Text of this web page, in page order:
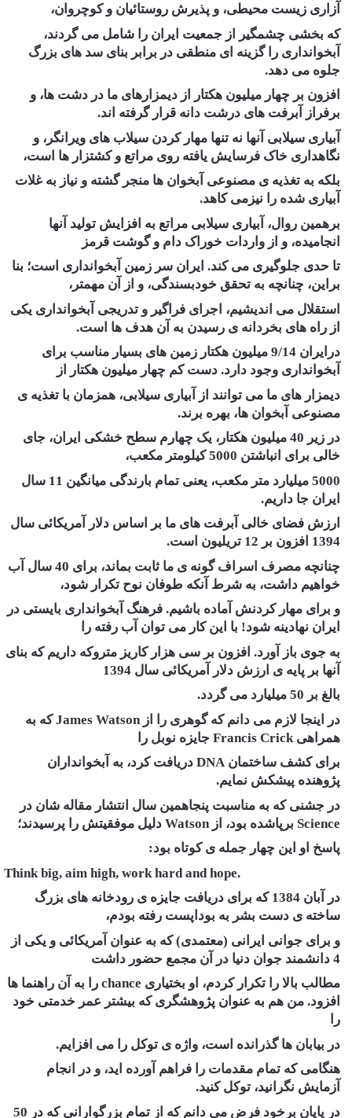
آزاری زیست محیطی، و پذیرش روستائیان و کوچروان،
که بخشی چشمگیر از جمعیت ایران را شامل می گردند،
آبخوانداری را گزینه ای منطقی در برابر بنای سد های بزرگ
جلوه می دهد.
افزون بر چهار میلیون هکتار از دیمزارهای ما در دشت ها، و
برفراز آبرفت های درشت دانه قرار گرفته اند.
آبیاری سیلابی آنها نه تنها مهار کردن سیلاب های ویرانگر، و
نگاهداری خاک فرسایش یافته روی مراتع و کشتزار ها است،
بلکه به تغذیه ی مصنوعی آبخوان ها منجر گشته و نیاز به غلات
آبیاری شده را نیزمی کاهد.
برهمین روال، آبیاری سیلابی مراتع به افزایش تولید آنها
انجامیده، و از واردات خوراک دام و گوشت قرمز
تا حدی جلوگیری می کند. ایران سر زمین آبخوانداری است؛ بنا
براین، چنانچه به تحقق خودبسندگی، و از آن مهمتر،
استقلال می اندیشیم، اجرای فراگیر و تدریجی آبخوانداری یکی
از راه های بخردانه ی رسیدن به آن هدف ها است.
درایران 9/14 میلیون هکتار زمین های بسیار مناسب برای
آبخوانداری وجود دارد. دست کم چهار میلیون هکتار از
دیمزار های ما می توانند از آبیاری سیلابی، همزمان با تغذیه ی
مصنوعی آبخوان ها، بهره برند.
در زیر 40 میلیون هکتار، یک چهارم سطح خشکی ایران، جای
خالی برای انباشتن 5000 کیلومتر مکعب،
5000 میلیارد متر مکعب، یعنی تمام بارندگی میانگین 11 سال
ایران جا داریم.
ارزش فضای خالی آبرفت های ما بر اساس دلار آمریکائی سال
1394 افزون بر 12 تریلیون است.
چنانچه مصرف اسراف گونه ی ما ثابت بماند، برای 40 سال آب
خواهیم داشت، به شرط آنکه طوفان نوح تکرار شود،
و برای مهار کردنش آماده باشیم. فرهنگ آبخوانداری بایستی در
ایران نهادینه شود! با این کار می توان آب رفته را
به جوی باز آورد. افزون بر سی هزار کاریز متروکه داریم که بنای
آنها بر پایه ی ارزش دلار آمریکائی سال 1394
بالغ بر 50 میلیارد می گردد.
در اینجا لازم می دانم که گوهری را از James Watson که به
همراهی Francis Crick جایزه نوبل را
برای کشف ساختمان DNA دریافت کرد، به آبخوانداران
پژوهنده پیشکش نمایم.
در جشنی که به مناسبت پنجاهمین سال انتشار مقاله شان در
Science برپاشده بود، از Watson دلیل موفقیتش را پرسیدند؛
پاسخ او این چهار جمله ی کوتاه بود:
.Think big, aim high, work hard and hope
در آبان 1384 که برای دریافت جایزه ی رودخانه های بزرگ
ساخته ی دست بشر به بوداپست رفته بودم،
و برای جوانی ایرانی (معتمدی) که به عنوان آمریکائی و یکی از
4 دانشمند جوان دنیا در آن مجمع حضور داشت
مطالب بالا را تکرار کردم، او بختیاری chance را به آن راهنما ها
افزود. من هم به عنوان پژوهشگری که بیشتر عمر خدمتی خود
را
در بیابان ها گذرانده است، واژه ی توکل را می افزایم.
هنگامی که تمام مقدمات را فراهم آورده اید، و در انجام
آزمایش نگرانید، توکل کنید.
در پایان برخود فرض می دانم که از تمام بزرگوارانی که در 50